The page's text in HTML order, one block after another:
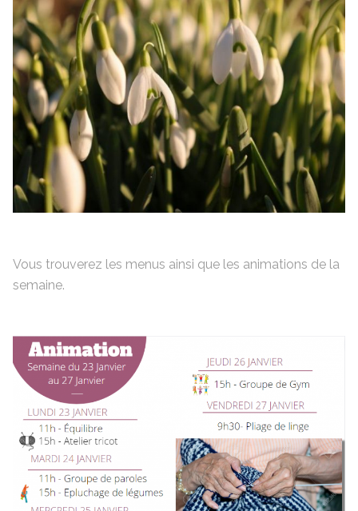
Vous trouverez les menus ainsi que les animations de la
semaine.